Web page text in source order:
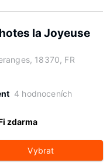
la Joyeuse
18370, FR
4 hodnoceních
zdarma
Vybrat